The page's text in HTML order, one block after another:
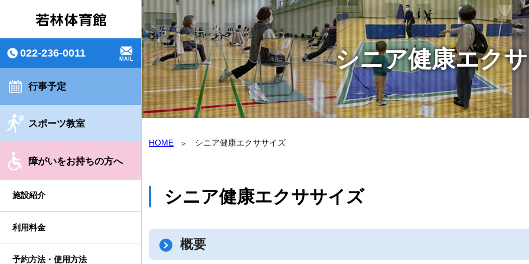
022-236-0011 MAIL
行事予定
スポーツ教室
障がいをお持ちの方へ
施設紹介
利用料金
予約方法・使用方法
シニア健康エク
HOME シニア健康エクササイズ
シニア健康エクササイズ
概要